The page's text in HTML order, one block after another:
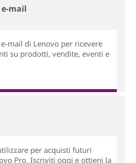
mail
mail di Lenovo per ricevere
su prodotti, vendite, eventi e
per acquisti futuri
Pro. Iscriviti oggi e ottieni la